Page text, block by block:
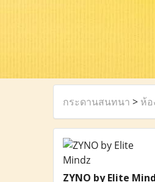
กระดานสนทนา > ห้
ZYNO by Elite